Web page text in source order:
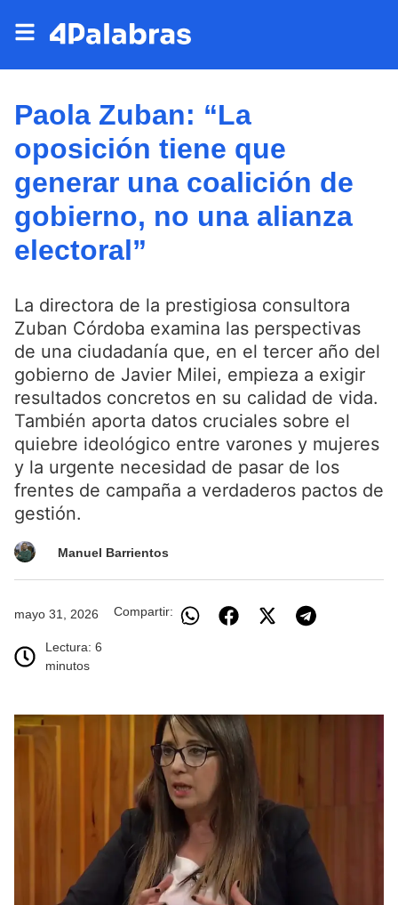
Paola Zuban: “La
oposición tiene que
generar una coalición de
gobierno, no una alianza
electoral”
La directora de la prestigiosa consultora
Zuban Córdoba examina las perspectivas
de una ciudadanía que, en el tercer año del
gobierno de Javier Milei, empieza a exigir
resultados concretos en su calidad de vida.
También aporta datos cruciales sobre el
quiebre ideológico entre varones y mujeres
y la urgente necesidad de pasar de los
frentes de campaña a verdaderos pactos de
gestión.
Manuel Barrientos
mayo 31, 2026
Lectura: 6
minutos
Compartir: